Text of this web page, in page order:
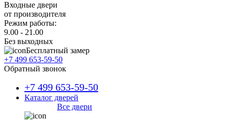
Входные двери
от производителя
Режим работы:
9.00 - 21.00
Без выходных
Бесплатный замер
+7 499 653-59-50
Обратный звонок
+7 499 653-59-50
Каталог дверей
Все двери